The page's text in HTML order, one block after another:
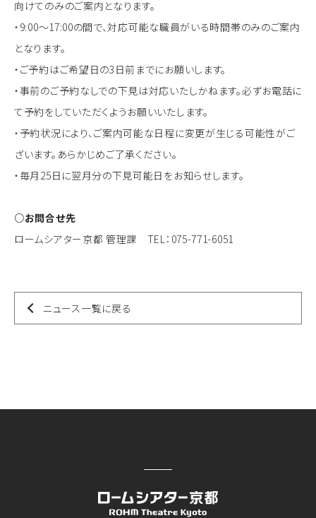
向けてのみのご案内となります。
・9:00～17:00の間で、対応可能な職員がいる時間帯のみのご案内
となります。
・ご予約はご希望日の3日前までにお願いします。
・事前のご予約なしでの下見は対応いたしかねます。必ずお電話に
て予約をしていただくようお願いいたします。
・予約状況により、ご案内可能な日程に変更が生じる可能性がご
ざいます。あらかじめご了承ください。
・毎月25日に翌月分の下見可能日をお知らせします。
○お問合せ先
ロームシアター京都 管理課 TEL：075-771-6051
ニュース一覧に戻る